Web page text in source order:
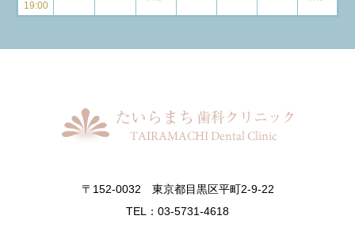
19:00
〒152-0032 東京都目黒区平町2-9-22
TEL：03-5731-4618